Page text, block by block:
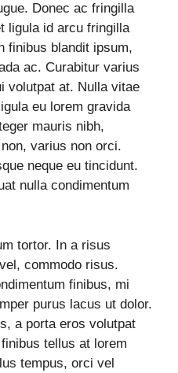
Donec ac fringilla
ligula id arcu fringilla
finibus blandit ipsum,
ac. Curabitur varius
volutpat at. Nulla vitae
eu lorem gravida
mauris nibh,
varius non orci.
neque eu tincidunt.
nulla condimentum
tortor. In a risus
commodo risus.
finibus, mi
purus lacus ut dolor.
a porta eros volutpat
tellus at lorem
tempus, orci vel